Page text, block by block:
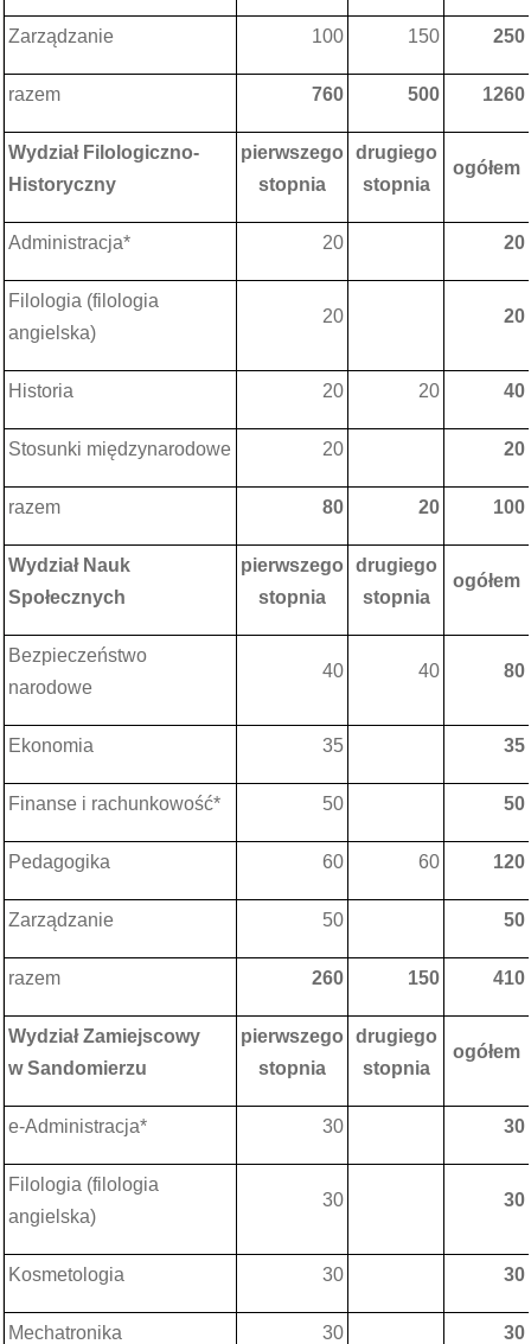
Zarządzanie 100 150 250
razem 760 500 1260
Wydział Filologiczno-
Historyczny
pierwszego
stopnia
drugiego
stopnia
ogółem
Administracja* 20 20
Filologia (filologia
angielska)
20 20
Historia 20 20 40
Stosunki międzynarodowe 20 20
razem 80 20 100
Wydział Nauk
Społecznych
pierwszego
stopnia
drugiego
stopnia
ogółem
Bezpieczeństwo
narodowe
40 40 80
Ekonomia 35 35
Finanse i rachunkowość* 50 50
Pedagogika 60 60 120
Zarządzanie 50 50
razem 260 150 410
Wydział Zamiejscowy
w Sandomierzu
pierwszego
stopnia
drugiego
stopnia
ogółem
e-Administracja* 30 30
Filologia (filologia
angielska)
30 30
Kosmetologia 30 30
Mechatronika 30 30